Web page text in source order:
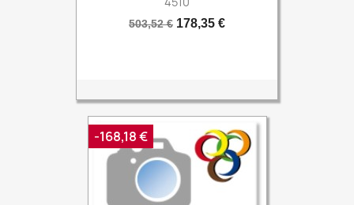
Prix
503,52 € Prix
178,35 €
-168,18 €